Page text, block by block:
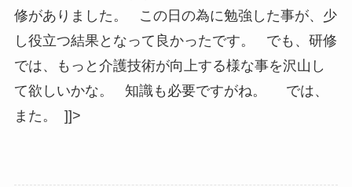
修がありました。 この日の為に勉強した事が、少
し役立つ結果となって良かったです。 でも、研修
では、もっと介護技術が向上する様な事を沢山し
て欲しいかな。 知識も必要ですがね。 では、
また。 ]]>